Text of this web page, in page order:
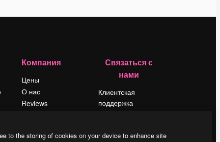
Компания
Цены
О нас
Reviews
Блог
Связаться с
нами
Клиентская
поддержка
LinkedIn
to the storing of cookies on your device to enhance site